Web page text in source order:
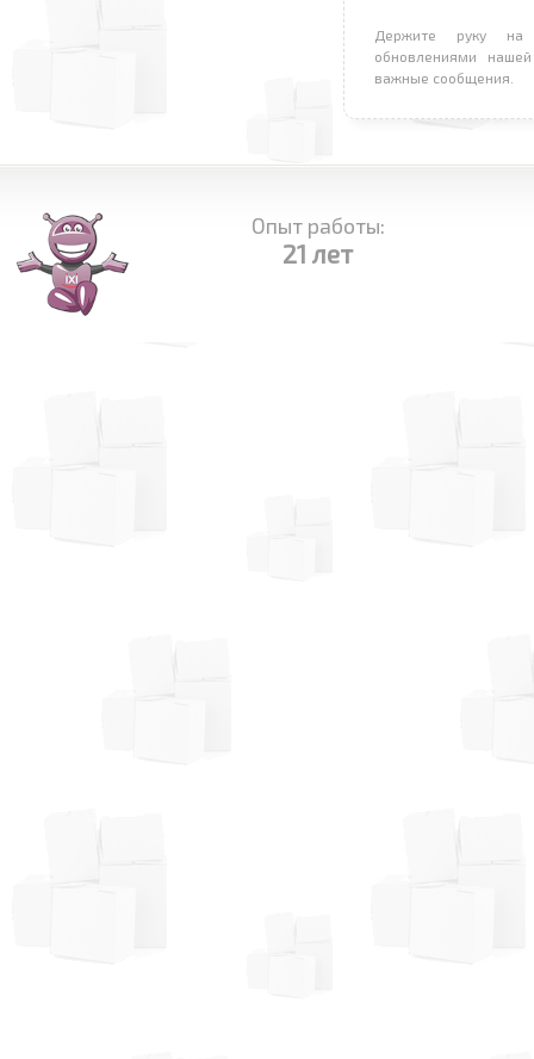
Держите руку на
обновлениями
важные сообщения.
Опыт работы:
21 лет